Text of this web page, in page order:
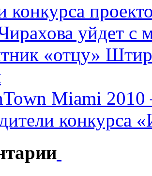
конкурса
уйдет с
«отцу»
Miami 2010
конкурса